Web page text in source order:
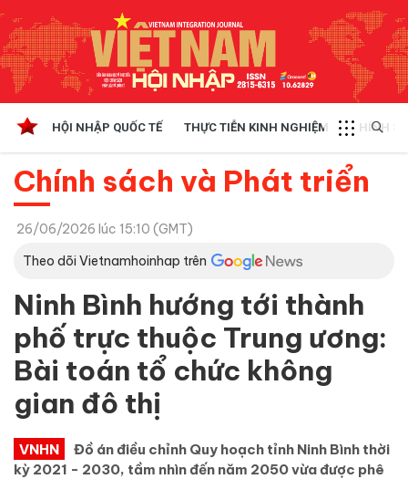
HỘI NHẬP QUỐC TẾ THỰC TIỄN KINH NGHIỆM CHÍNH
Chính sách và Phát triển
26/06/2026 lúc 15:10 (GMT)
Theo dõi Vietnamhoinhap trên
Ninh Bình hướng tới thành
phố trực thuộc Trung ương:
Bài toán tổ chức không
gian đô thị
VNHN
Đồ án điều chỉnh Quy hoạch tỉnh Ninh Bình thời
kỳ 2021 - 2030, tầm nhìn đến năm 2050 vừa được phê